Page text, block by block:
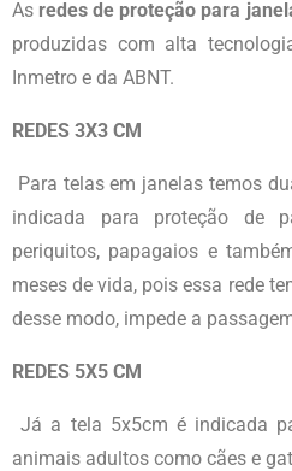
As redes de proteção para
produzidas com alta
Inmetro e da ABNT.
REDES 3X3 CM
Para telas em janelas temos
indicada para proteção de
periquitos, papagaios e
meses de vida, pois essa rede
desse modo, impede a
REDES 5X5 CM
Já a tela 5x5cm é indicada
animais adultos como cães e